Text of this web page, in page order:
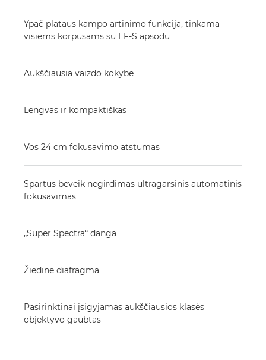
Ypač plataus kampo artinimo funkcija, tinkama
visiems korpusams su EF-S apsodu
Aukščiausia vaizdo kokybė
Lengvas ir kompaktiškas
Vos 24 cm fokusavimo atstumas
Spartus beveik negirdimas ultragarsinis automatinis
fokusavimas
„Super Spectra“ danga
Žiedinė diafragma
Pasirinktinai įsigyjamas aukščiausios klasės
objektyvo gaubtas